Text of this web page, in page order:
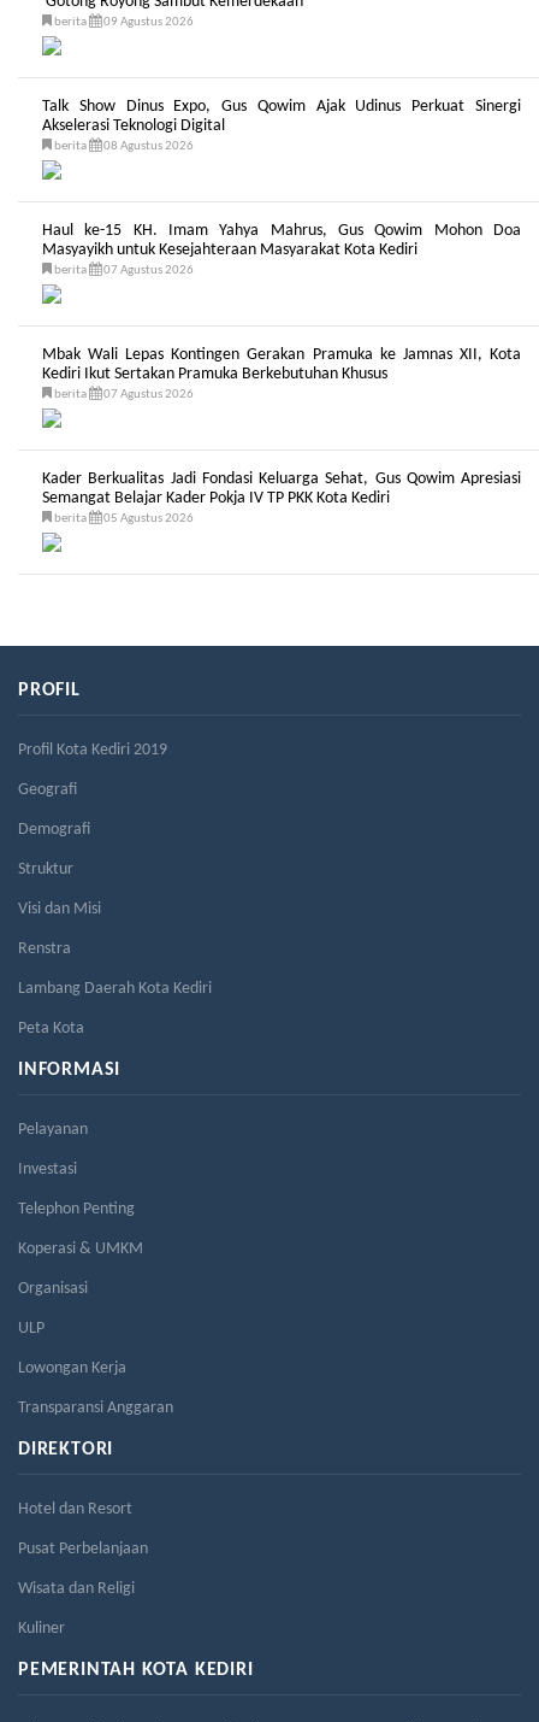
berita 09 Agustus 2026
Talk Show Dinus Expo, Gus Qowim Ajak Udinus Perkuat Sinergi
Akselerasi Teknologi Digital
berita 08 Agustus 2026
Haul ke-15 KH. Imam Yahya Mahrus, Gus Qowim Mohon Doa
Masyayikh untuk Kesejahteraan Masyarakat Kota Kediri
berita 07 Agustus 2026
Mbak Wali Lepas Kontingen Gerakan Pramuka ke Jamnas XII, Kota
Kediri Ikut Sertakan Pramuka Berkebutuhan Khusus
berita 07 Agustus 2026
Kader Berkualitas Jadi Fondasi Keluarga Sehat, Gus Qowim Apresiasi
Semangat Belajar Kader Pokja IV TP PKK Kota Kediri
berita 05 Agustus 2026
PROFIL
Profil Kota Kediri 2019
Geografi
Demografi
Struktur
Visi dan Misi
Renstra
Lambang Daerah Kota Kediri
Peta Kota
INFORMASI
Pelayanan
Investasi
Telephon Penting
Koperasi & UMKM
Organisasi
ULP
Lowongan Kerja
Transparansi Anggaran
DIREKTORI
Hotel dan Resort
Pusat Perbelanjaan
Wisata dan Religi
Kuliner
PEMERINTAH KOTA KEDIRI